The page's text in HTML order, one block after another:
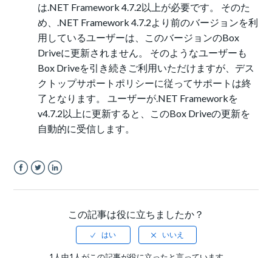
は.NET Framework 4.7.2以上が必要です。 そのた
め、.NET Framework 4.7.2より前のバージョンを利
用しているユーザーは、このバージョンのBox
Driveに更新されません。 そのようなユーザーも
Box Driveを引き続きご利用いただけますが、デス
クトップサポートポリシーに従ってサポートは終
了となります。 ユーザーが.NET Frameworkを
v4.7.2以上に更新すると、このBox Driveの更新を
自動的に受信します。
この記事は役に立ちましたか？